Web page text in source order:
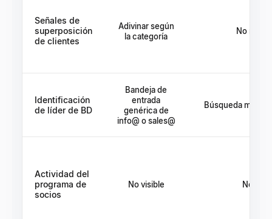
Señales de
superposición
de clientes
Adivinar según
la categoría
No
Identificación
de líder de BD
Bandeja de
entrada
genérica de
info@ o sales@
Búsqueda
Actividad del
programa de
socios
No visible No